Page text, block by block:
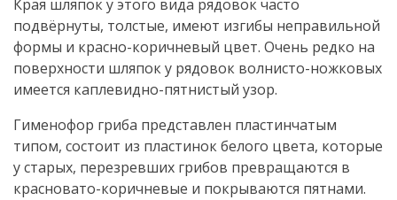
Края шляпок у этого вида рядовок часто
подвёрнуты, толстые, имеют изгибы неправильной
формы и красно-коричневый цвет. Очень редко на
поверхности шляпок у рядовок волнисто-ножковых
имеется каплевидно-пятнистый узор.
Гименофор гриба представлен пластинчатым
типом, состоит из пластинок белого цвета, которые
у старых, перезревших грибов превращаются в
красновато-коричневые и покрываются пятнами.